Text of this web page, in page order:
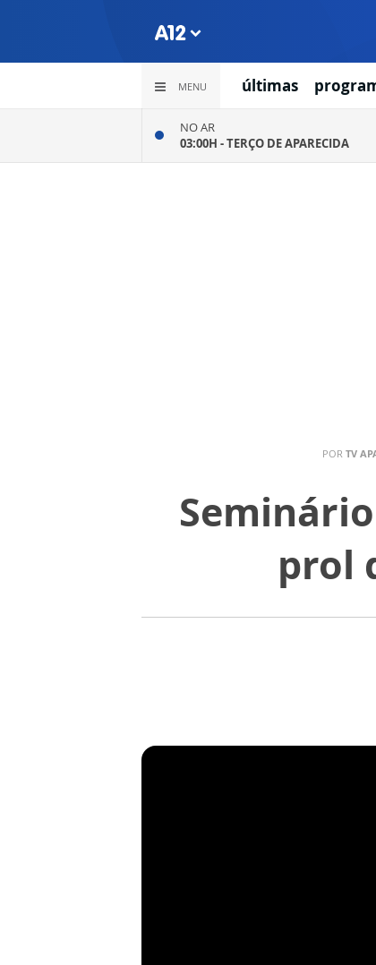
MENU últimas
NO AR
03:00H -TERÇO DE APARECIDA
POR TV
prol